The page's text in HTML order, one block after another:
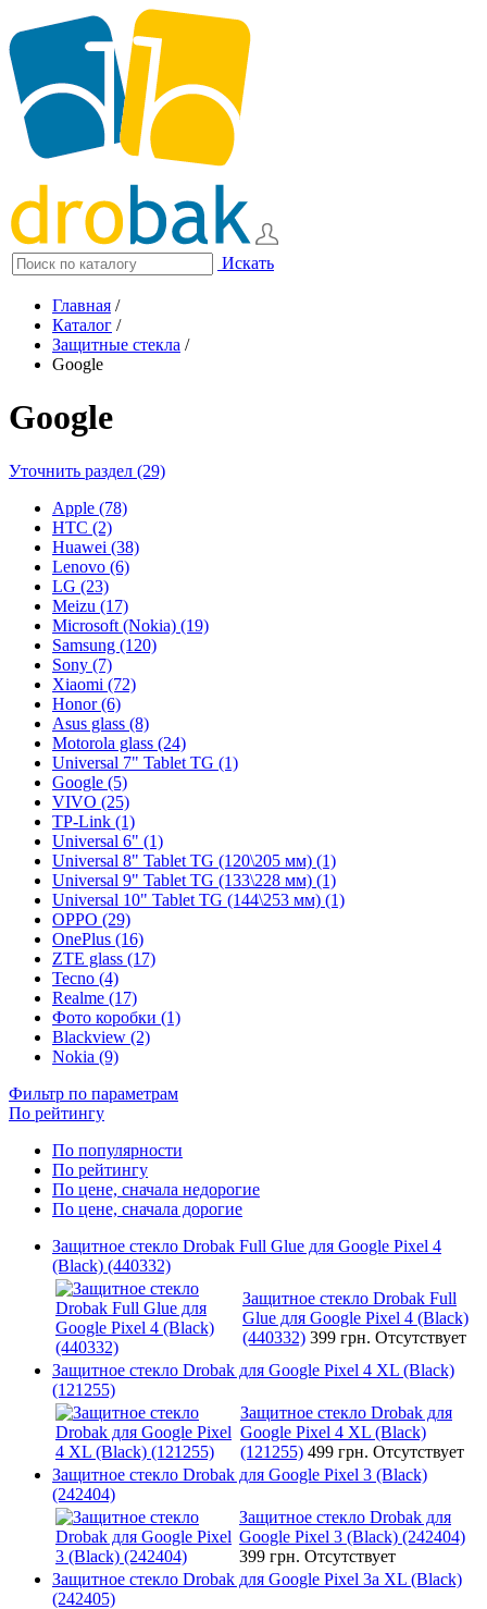
Искать
Главная /
Каталог /
Защитные стекла /
Google
Google
Уточнить раздел (29)
Apple (78)
HTC (2)
Huawei (38)
Lenovo (6)
LG (23)
Meizu (17)
Microsoft (Nokia) (19)
Samsung (120)
Sony (7)
Xiaomi (72)
Honor (6)
Asus glass (8)
Motorola glass (24)
Universal 7" Tablet TG (1)
Google (5)
VIVO (25)
TP-Link (1)
Universal 6" (1)
Universal 8" Tablet TG (120\205 мм) (1)
Universal 9" Tablet TG (133\228 мм) (1)
Universal 10" Tablet TG (144\253 мм) (1)
OPPO (29)
OnePlus (16)
ZTE glass (17)
Tecno (4)
Realme (17)
Фото коробки (1)
Blackview (2)
Nokia (9)
Фильтр по параметрам
По рейтингу
По популярности
По рейтингу
По цене, сначала недорогие
По цене, сначала дорогие
Защитное стекло Drobak Full Glue для Google Pixel 4
(Black) (440332)
Защитное стекло Drobak Full
Glue для Google Pixel 4 (Black)
(440332) 399 грн. Отсутствует
Защитное стекло Drobak для Google Pixel 4 XL (Black)
(121255)
Защитное стекло Drobak для
Google Pixel 4 XL (Black)
(121255) 499 грн. Отсутствует
Защитное стекло Drobak для Google Pixel 3 (Black)
(242404)
Защитное стекло Drobak для
Google Pixel 3 (Black) (242404)
399 грн. Отсутствует
Защитное стекло Drobak для Google Pixel 3a XL (Black)
(242405)